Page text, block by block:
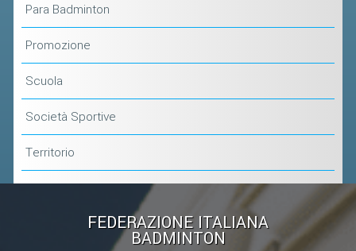
Para Badminton
Promozione
Scuola
Società Sportive
Territorio
FEDERAZIONE ITALIANA
BADMINTON
UFFICIALI DI GARA
PARA BADMINTON
L'ATTIVITÀ